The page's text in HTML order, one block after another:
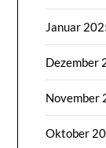
Januar
Dezember
November
Oktober